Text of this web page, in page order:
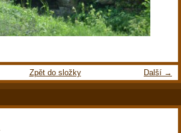
Další →
Zpět do složky